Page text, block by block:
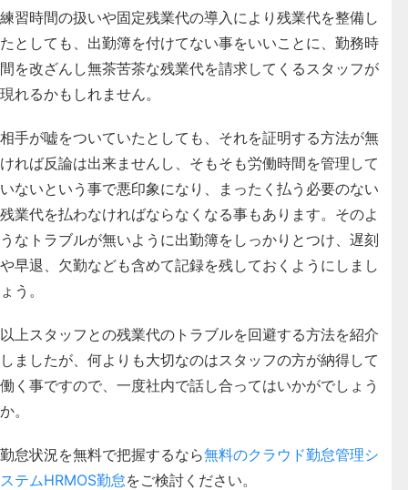
練習時間の扱いや固定残業代の導入により残業代を整備し
たとしても、出勤簿を付けてない事をいいことに、勤務時
間を改ざんし無茶苦茶な残業代を請求してくるスタッフが
現れるかもしれません。
相手が嘘をついていたとしても、それを証明する方法が無
ければ反論は出来ませんし、そもそも労働時間を管理して
いないという事で悪印象になり、まったく払う必要のない
残業代を払わなければならなくなる事もあります。そのよ
うなトラブルが無いように出勤簿をしっかりとつけ、遅刻
や早退、欠勤なども含めて記録を残しておくようにしまし
ょう。
以上スタッフとの残業代のトラブルを回避する方法を紹介
しましたが、何よりも大切なのはスタッフの方が納得して
働く事ですので、一度社内で話し合ってはいかがでしょう
か。
勤怠状況を無料で把握するなら無料のクラウド勤怠管理シ
ステムHRMOS勤怠をご検討ください。